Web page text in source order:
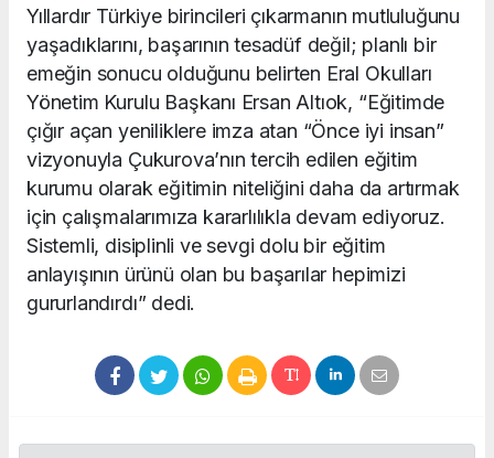
Yıllardır Türkiye birincileri çıkarmanın mutluluğunu
yaşadıklarını, başarının tesadüf değil; planlı bir
emeğin sonucu olduğunu belirten Eral Okulları
Yönetim Kurulu Başkanı Ersan Altıok, “Eğitimde
çığır açan yeniliklere imza atan “Önce iyi insan”
vizyonuyla Çukurova’nın tercih edilen eğitim
kurumu olarak eğitimin niteliğini daha da artırmak
için çalışmalarımıza kararlılıkla devam ediyoruz.
Sistemli, disiplinli ve sevgi dolu bir eğitim
anlayışının ürünü olan bu başarılar hepimizi
gururlandırdı” dedi.